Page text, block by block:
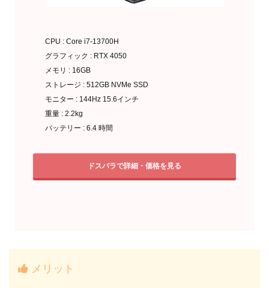
CPU : Core i7-13700H
グラフィック : RTX 4050
メモリ : 16GB
ストレージ : 512GB NVMe SSD
モニター : 144Hz 15.6インチ
重量 : 2.2kg
バッテリー : 6.4 時間
ドスパラで詳細・価格を見る
メリット